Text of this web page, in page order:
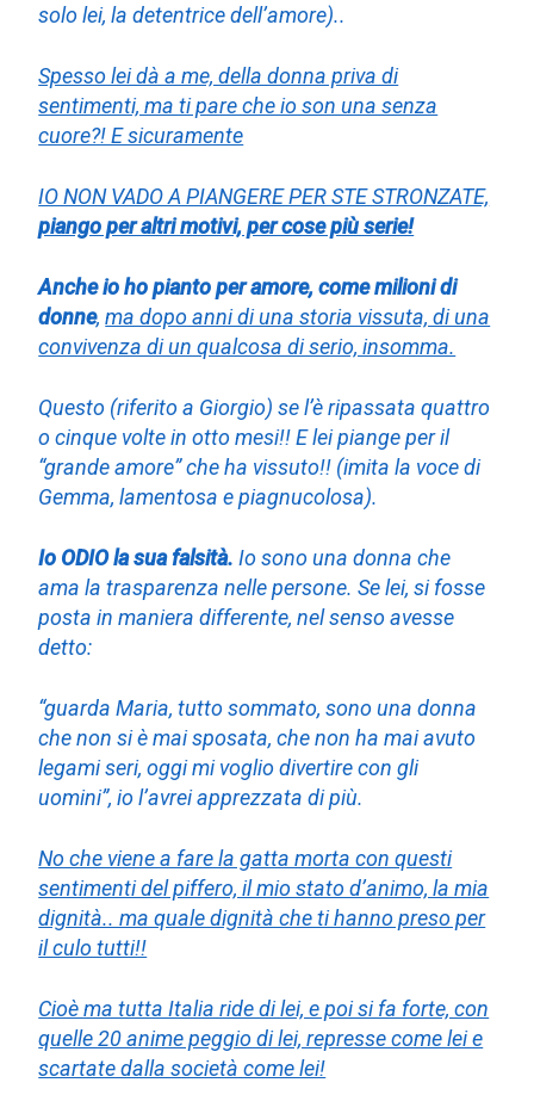
solo lei, la detentrice dell’amore)..
Spesso lei dà a me, della donna priva di
sentimenti, ma ti pare che io son una senza
cuore?! E sicuramente
IO NON VADO A PIANGERE PER STE STRONZATE,
piango per altri motivi, per cose più serie!
Anche io ho pianto per amore, come milioni di
donne,ma dopo anni di una storia vissuta, di una
convivenza di un qualcosa di serio, insomma.
Questo (riferito a Giorgio) se l’è ripassata quattro
o cinque volte in otto mesi!! E lei piange per il
“grande amore” che ha vissuto!! (imita la voce di
Gemma, lamentosa e piagnucolosa).
Io ODIO la sua falsità. Io sono una donna che
ama la trasparenza nelle persone. Se lei, si fosse
posta in maniera differente, nel senso avesse
detto:
“guarda Maria, tutto sommato, sono una donna
che non si è mai sposata, che non ha mai avuto
legami seri, oggi mi voglio divertire con gli
uomini”, io l’avrei apprezzata di più.
No che viene a fare la gatta morta con questi
sentimenti del piffero, il mio stato d’animo, la mia
dignità.. ma quale dignità che ti hanno preso per
il culo tutti!!
Cioè ma tutta Italia ride di lei, e poi si fa forte, con
quelle 20 anime peggio di lei, represse come lei e
scartate dalla società come lei!